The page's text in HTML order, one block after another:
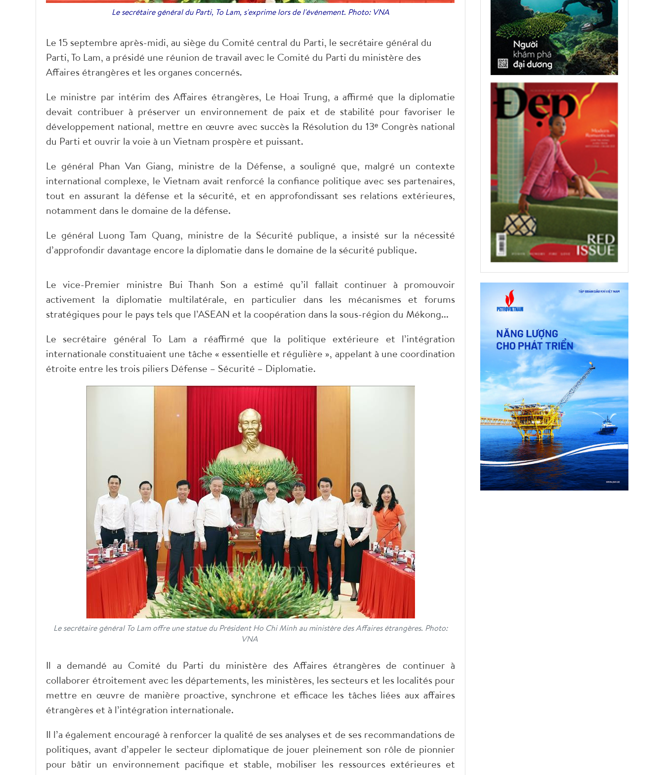
Le secrétaire général du Parti, To Lam, s'exprime lors de l'événement. Photo: VNA
Le 15 septembre après-midi, au siège du Comité central du Parti, le secrétaire général du
Parti, To Lam, a présidé une réunion de travail avec le Comité du Parti du ministère des
Affaires étrangères et les organes concernés.
Le ministre par intérim des Affaires étrangères, Le Hoai Trung, a affirmé que la diplomatie
devait contribuer à préserver un environnement de paix et de stabilité pour favoriser le
développement national, mettre en œuvre avec succès la Résolution du 13ᵉ Congrès national
du Parti et ouvrir la voie à un Vietnam prospère et puissant.
Le général Phan Van Giang, ministre de la Défense, a souligné que, malgré un contexte
international complexe, le Vietnam avait renforcé la confiance politique avec ses partenaires,
tout en assurant la défense et la sécurité, et en approfondissant ses relations extérieures,
notamment dans le domaine de la défense.
Le général Luong Tam Quang, ministre de la Sécurité publique, a insisté sur la nécessité
d’approfondir davantage encore la diplomatie dans le domaine de la sécurité publique.
Le vice-Premier ministre Bui Thanh Son a estimé qu’il fallait continuer à promouvoir
activement la diplomatie multilatérale, en particulier dans les mécanismes et forums
stratégiques pour le pays tels que l’ASEAN et la coopération dans la sous-région du Mékong...
Le secrétaire général To Lam a réaffirmé que la politique extérieure et l’intégration
internationale constituaient une tâche « essentielle et régulière », appelant à une coordination
étroite entre les trois piliers Défense – Sécurité – Diplomatie.
Le secrétaire général To Lam offre une statue du Président Ho Chi Minh au ministère des Affaires étrangères. Photo:
VNA
Il a demandé au Comité du Parti du ministère des Affaires étrangères de continuer à
collaborer étroitement avec les départements, les ministères, les secteurs et les localités pour
mettre en œuvre de manière proactive, synchrone et efficace les tâches liées aux affaires
étrangères et à l’intégration internationale.
Il l’a également encouragé à renforcer la qualité de ses analyses et de ses recommandations de
politiques, avant d’appeler le secteur diplomatique de jouer pleinement son rôle de pionnier
pour bâtir un environnement pacifique et stable, mobiliser les ressources extérieures et